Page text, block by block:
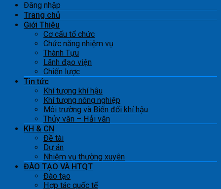
Đăng nhập
Trang chủ
Giới Thiệu
Cơ cấu tổ chức
Chức năng nhiệm vụ
Thành Tựu
Lãnh đạo viện
Chiến lược
Tin tức
Khí tượng khí hậu
Khí tượng nông nghiệp
Môi trường và Biến đổi khí hậu
Thủy văn – Hải văn
KH & CN
Đề tài
Dự án
Nhiệm vụ thường xuyên
ĐÀO TẠO VÀ HTQT
Đào tạo
Hợp tác quốc tế